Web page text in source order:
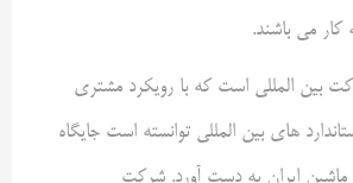
می باشند.
بین المللی است که با رویکرد مشتری
های بین المللی توانسته است جایگاه